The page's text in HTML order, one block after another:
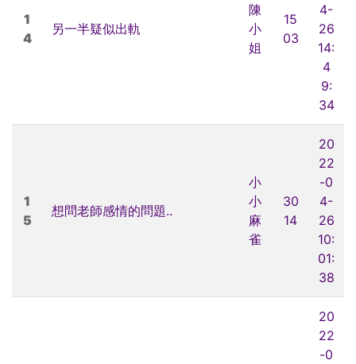
1
4
另一半疑似出軌
陳
小
姐
15
03
4-
26
14:
4
9:
34
1
5
想問老師感情的問題..
小
小
麻
雀
30
14
20
22
-0
4-
26
10:
01:
38
20
22
-0